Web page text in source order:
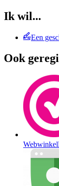
Ik wil...
Een
Ook